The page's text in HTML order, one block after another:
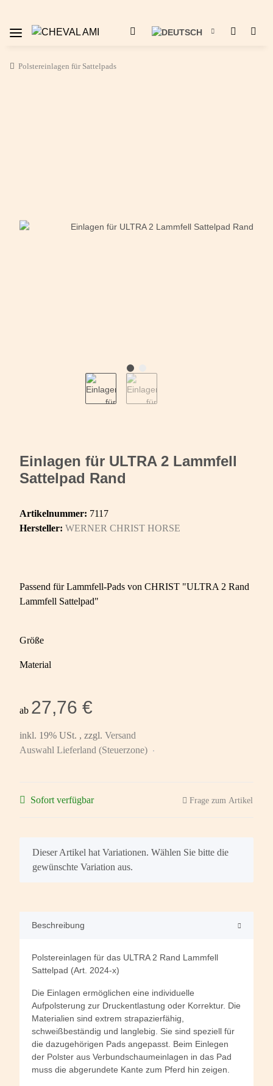
Polstereinlagen für Sattelpads
Einlagen für ULTRA 2 Lammfell
Sattelpad Rand
Artikelnummer: 7117
Hersteller: WERNER CHRIST HORSE
Passend für Lammfell-Pads von CHRIST "ULTRA 2 Rand
Lammfell Sattelpad"
Größe
Material
ab 27,76 €
inkl. 19% USt. , zzgl. Versand
Auswahl Lieferland (Steuerzone)
Sofort verfügbar Frage zum Artikel
x
Dieser Artikel hat Variationen. Wählen Sie bitte die
gewünschte Variation aus.
Beschreibung
Polstereinlagen für das ULTRA 2 Rand Lammfell
Sattelpad (Art. 2024-x)
Die Einlagen ermöglichen eine individuelle
Aufpolsterung zur Druckentlastung oder Korrektur. Die
Materialien sind extrem strapazierfähig,
schweißbeständig und langlebig. Sie sind speziell für
die dazugehörigen Pads angepasst. Beim Einlegen
der Polster aus Verbundschaumeinlagen in das Pad
muss die abgerundete Kante zum Pferd hin zeigen.